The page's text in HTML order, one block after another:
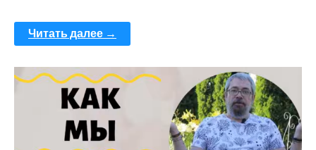
Читать далее →